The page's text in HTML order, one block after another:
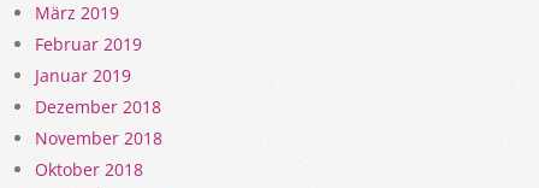
März 2019
Februar 2019
Januar 2019
Dezember 2018
November 2018
Oktober 2018